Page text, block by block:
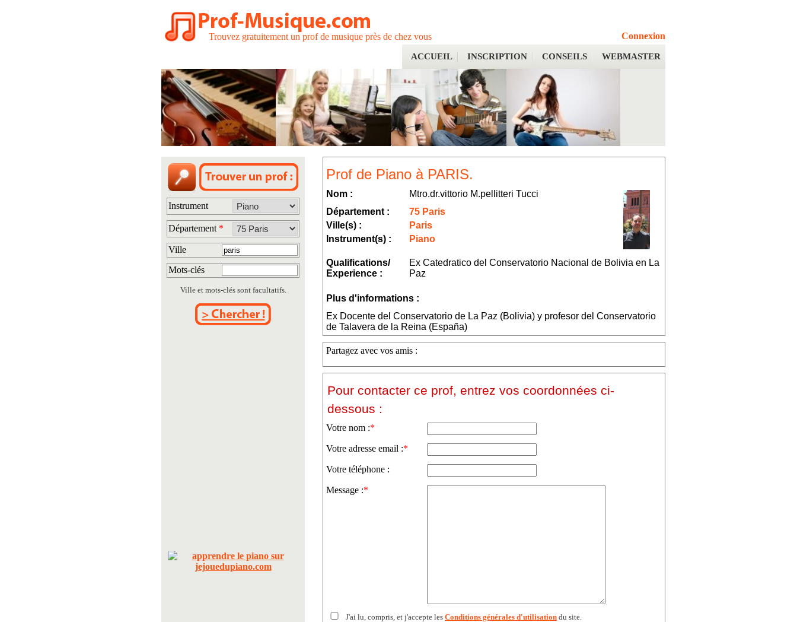
Trouvez gratuitement un prof de musique près de chez vous Connexion
ACCUEIL INSCRIPTION CONSEILS WEBMASTER
Instrument
Département *
Ville
Mots-clés
Ville et mots-clés sont facultatifs.
Prof de Piano à PARIS.
Nom :
Mtro.dr.vittorio M.pellitteri Tucci
Département :
75 Paris
Ville(s) :
Paris
Instrument(s) :
Piano
Qualifications/
Experience :
Ex Catedratico del Conservatorio Nacional de Bolivia en La
Paz
Plus d'informations :
Ex Docente del Conservatorio de La Paz (Bolivia) y profesor del Conservatorio
de Talavera de la Reina (España)
Partagez avec vos amis :
Pour contacter ce prof, entrez vos coordonnées ci-
dessous :
Votre nom :*
Votre adresse email :*
Votre téléphone :
Message :*
J'ai lu, compris, et j'accepte les Conditions générales d'utilisation du site.